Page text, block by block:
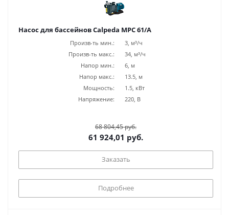
Насос для бассейнов Calpeda MPC 61/A
Произв-ть мин.:
3, м³/ч
Произв-ть макс.:
34, м³/ч
Напор мин.:
6, м
Напор макс.:
13.5, м
Мощность:
1.5, кВт
Напряжение:
220, В
68 804,45 руб.
61 924,01 руб.
Заказать
Подробнее